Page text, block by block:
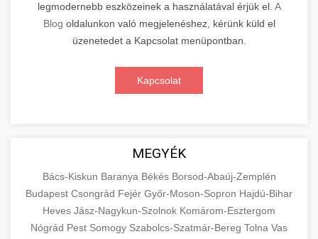
legmodernebb eszközeinek a használatával érjük el. A
Blog oldalunkon való megjelenéshez, kérünk küld el
üzenetedet a Kapcsolat menüpontban.
Kapcsolat
MEGYÉK
Bács-Kiskun Baranya Békés Borsod-Abaúj-Zemplén
Budapest Csongrád Fejér Győr-Moson-Sopron Hajdú-Bihar
Heves Jász-Nagykun-Szolnok Komárom-Esztergom
Nógrád Pest Somogy Szabolcs-Szatmár-Bereg Tolna Vas